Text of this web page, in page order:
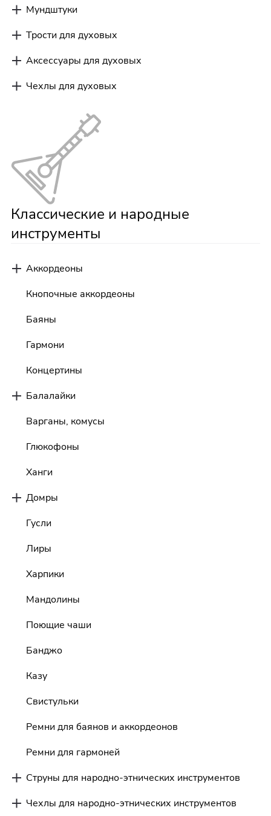
Мундштуки
Трости для духовых
Аксессуары для духовых
Чехлы для духовых
Классические и народные
инструменты
Аккордеоны
Кнопочные аккордеоны
Баяны
Гармони
Концертины
Балалайки
Варганы, комусы
Глюкофоны
Ханги
Домры
Гусли
Лиры
Харпики
Мандолины
Поющие чаши
Банджо
Казу
Свистульки
Ремни для баянов и аккордеонов
Ремни для гармоней
Струны для народно-этнических инструментов
Чехлы для народно-этнических инструментов